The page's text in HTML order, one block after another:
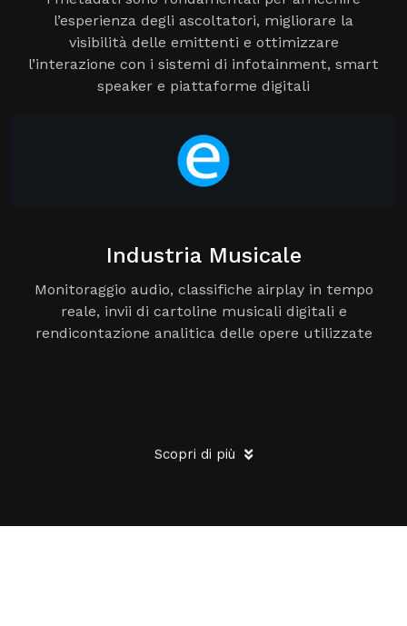
l’esperienza degli ascoltatori, migliorare la
visibilità delle emittenti e ottimizzare
l’interazione con i sistemi di infotainment, smart
speaker e piattaforme digitali
Industria Musicale
Monitoraggio audio, classifiche airplay in tempo
reale, invii di cartoline musicali digitali e
rendicontazione analitica delle opere utilizzate
Scopri di più